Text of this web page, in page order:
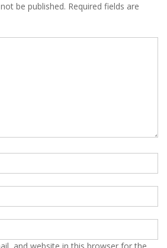
be published. Required fields are